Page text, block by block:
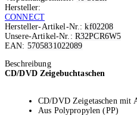
Hersteller:
CONNECT
Hersteller-Artikel-Nr.:kf02208
Unsere-Artikel-Nr.: R32PCR6W5
EAN: 5705831022089
Beschreibung
CD/DVD Zeigebuchtaschen
CD/DVD Zeigetaschen mit
Aus Polypropylen (PP)